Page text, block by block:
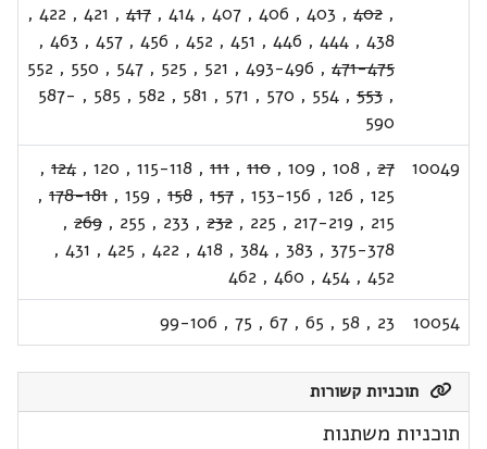
,
402
,
403
,
406
,
407
,
414
,
417
,
421
,
422
,
438
,
444
,
446
,
451
,
452
,
456
,
457
,
463
,
471-475
,
493-496
,
521
,
525
,
547
,
550
,
552
,
553
,
554
,
570
,
571
,
581
,
582
,
585
,
587-
590
10049
27
,
108
,
109
,
110
,
111
,
115-118
,
120
,
124
,
125
,
126
,
153-156
,
157
,
158
,
159
,
178-181
,
215
,
217-219
,
225
,
232
,
233
,
255
,
269
,
375-378
,
383
,
384
,
418
,
422
,
425
,
431
,
452
,
454
,
460
,
462
10054
23
,
58
,
65
,
67
,
75
,
99-106
תוכניות קשורות
תוכניות משתנות